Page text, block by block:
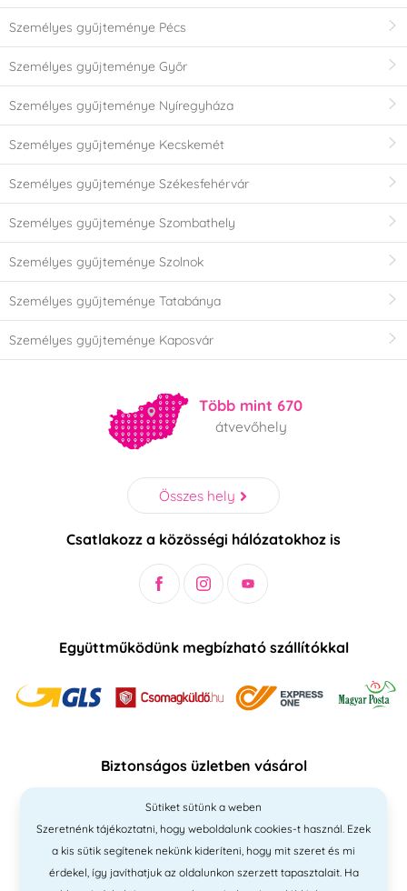
Személyes gyűjteménye Pécs
Személyes gyűjteménye Győr
Személyes gyűjteménye Nyíregyháza
Személyes gyűjteménye Kecskemét
Személyes gyűjteménye Székesfehérvár
Személyes gyűjteménye Szombathely
Személyes gyűjteménye Szolnok
Személyes gyűjteménye Tatabánya
Személyes gyűjteménye Kaposvár
Több mint 670
átvevőhely
Összes hely
Csatlakozz a közösségi hálózatokhoz is
Együttműködünk megbízható szállítókkal
Biztonságos üzletben vásárol
Sütiket sütünk a weben
Szeretnénk tájékoztatni, hogy weboldalunk cookies-t használ. Ezek
a kis sütik segítenek nekünk kideríteni, hogy mit szeret és mi
érdekel, így javíthatjuk az oldalunkon szerzett tapasztalait. Ha